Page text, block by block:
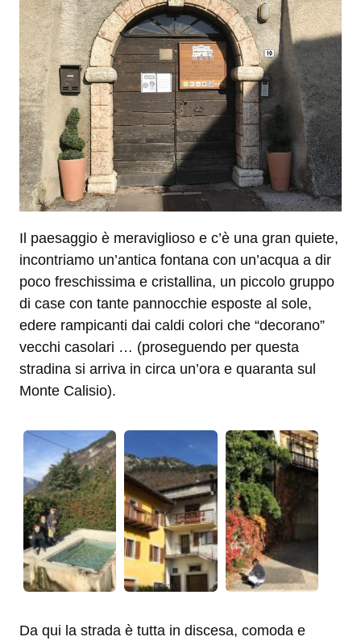
Il paesaggio è meraviglioso e c’è una gran quiete,
incontriamo un’antica fontana con un’acqua a dir
poco freschissima e cristallina, un piccolo gruppo
di case con tante pannocchie esposte al sole,
edere rampicanti dai caldi colori che “decorano”
vecchi casolari … (proseguendo per questa
stradina si arriva in circa un’ora e quaranta sul
Monte Calisio).
Da qui la strada è tutta in discesa, comoda e